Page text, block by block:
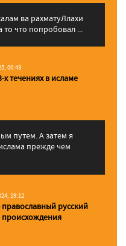
то что попробовал ...
00:43
течениях в исламе
путем. А затем я
прежде чем
19:12
русский
происхождения